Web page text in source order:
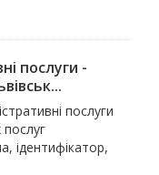
послуги -
послуги
ідентифікатор,